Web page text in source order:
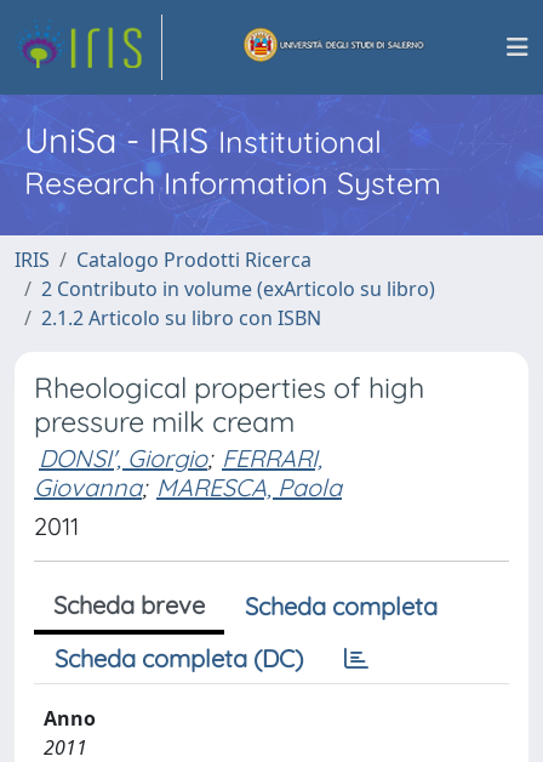
UniSa - IRISInstitutional
Research Information System
IRIS
Catalogo Prodotti Ricerca
2 Contributo in volume (exArticolo su libro)
2.1.2 Articolo su libro con ISBN
Rheological properties of high
pressure milk cream
DONSI', Giorgio; FERRARI,
Giovanna; MARESCA, Paola
2011
Scheda breve
Scheda completa
Scheda completa (DC)
Anno
2011